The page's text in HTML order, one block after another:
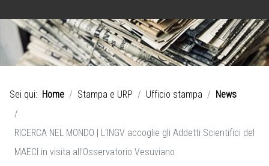
Sei qui: Home Stampa e URP Ufficio stampa News
RICERCA NEL MONDO | L’INGV accoglie gli Addetti Scientifici del
MAECI in visita all’Osservatorio Vesuviano